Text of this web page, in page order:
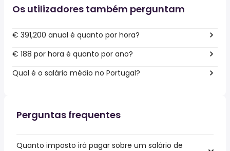
Os utilizadores também perguntam
€ 391,200 anual é quanto por hora?
€ 188 por hora é quanto por ano?
Qual é o salário médio no Portugal?
Perguntas frequentes
Quanto imposto irá pagar sobre um salário de